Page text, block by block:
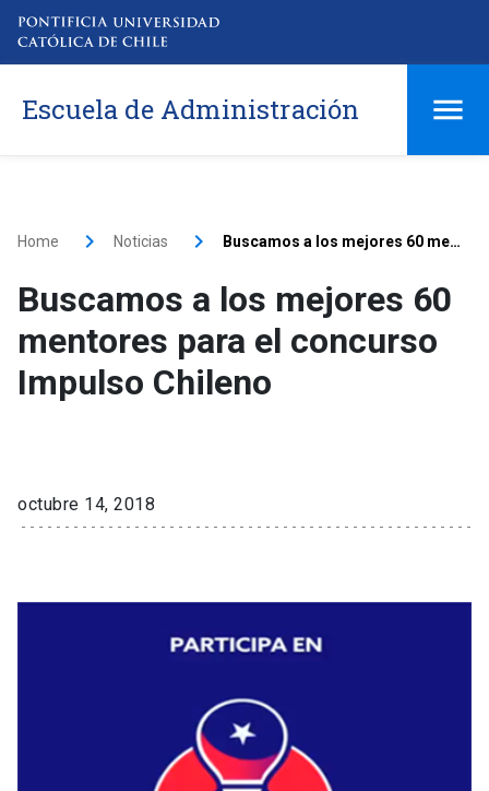
Escuela de Administración
Home Noticias Buscamos a los mejores 60 mentores para el concurso Impulso Chileno
Buscamos a los mejores 60
mentores para el concurso
Impulso Chileno
octubre 14, 2018